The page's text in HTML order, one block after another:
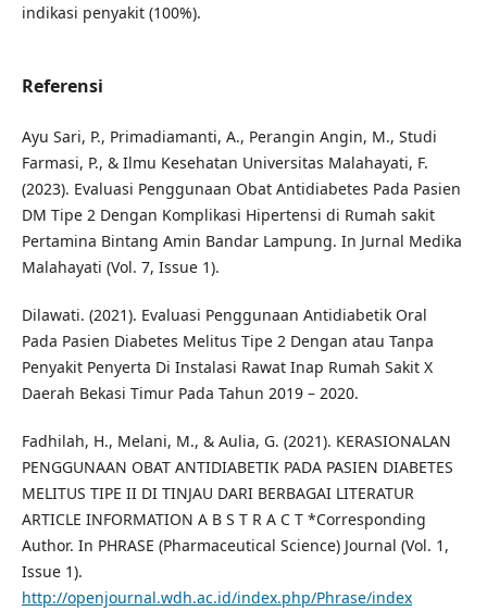
indikasi penyakit (100%).
Referensi
Ayu Sari, P., Primadiamanti, A., Perangin Angin, M., Studi
Farmasi, P., & Ilmu Kesehatan Universitas Malahayati, F.
(2023). Evaluasi Penggunaan Obat Antidiabetes Pada Pasien
DM Tipe 2 Dengan Komplikasi Hipertensi di Rumah sakit
Pertamina Bintang Amin Bandar Lampung. In Jurnal Medika
Malahayati (Vol. 7, Issue 1).
Dilawati. (2021). Evaluasi Penggunaan Antidiabetik Oral
Pada Pasien Diabetes Melitus Tipe 2 Dengan atau Tanpa
Penyakit Penyerta Di Instalasi Rawat Inap Rumah Sakit X
Daerah Bekasi Timur Pada Tahun 2019 – 2020.
Fadhilah, H., Melani, M., & Aulia, G. (2021). KERASIONALAN
PENGGUNAAN OBAT ANTIDIABETIK PADA PASIEN DIABETES
MELITUS TIPE II DI TINJAU DARI BERBAGAI LITERATUR
ARTICLE INFORMATION A B S T R A C T *Corresponding
Author. In PHRASE (Pharmaceutical Science) Journal (Vol. 1,
Issue 1).
http://openjournal.wdh.ac.id/index.php/Phrase/index